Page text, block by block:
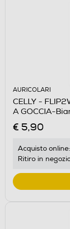
AURICOLARI
CELLY -
A GOCCIA-
€ 5,90
Acquisto online:
Ritiro in